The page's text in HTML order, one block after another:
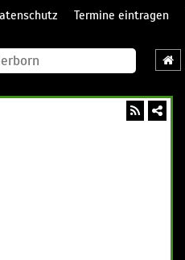
Termine eintragen